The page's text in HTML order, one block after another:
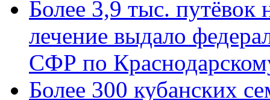
Более 3,9 тыс. путёвок
лечение выдало
СФР по
Более 300 кубанских